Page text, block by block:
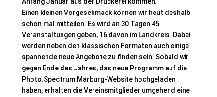
Einen kleinen Vorgeschmack können wir heut deshalb
schon mal mitteilen. Es wird an 30 Tagen 45
Veranstaltungen geben, 16 davon im Landkreis. Dabei
werden neben den klassischen Formaten auch einige
spannende neue Angebote zu finden sein. Sobald wir
gegen Ende des Jahres, das neue Programm auf die
Photo.Spectrum.Marburg-Website hochgeladen
haben, erhalten die Vereinsmitglieder umgehend eine